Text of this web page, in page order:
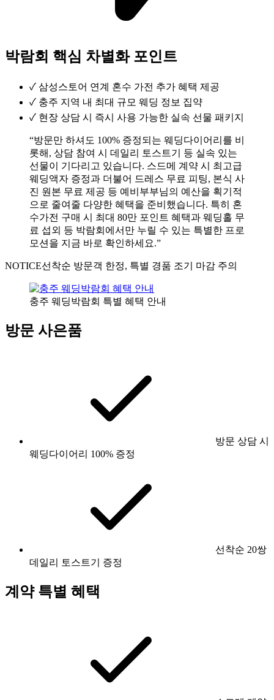
박람회 핵심 차별화 포인트
✓ 삼성스토어 연계 혼수 가전 추가 혜택 제공
✓ 충주 지역 내 최대 규모 웨딩 정보 집약
✓ 현장 상담 시 즉시 사용 가능한 실속 선물 패키지
“방문만 하셔도 100% 증정되는 웨딩다이어리를 비
롯해, 상담 참여 시 데일리 토스트기 등 실속 있는
선물이 기다리고 있습니다. 스드메 계약 시 최고급
웨딩액자 증정과 더불어 드레스 무료 피팅, 본식 사
진 원본 무료 제공 등 예비부부님의 예산을 획기적
으로 줄여줄 다양한 혜택을 준비했습니다. 특히 혼
수가전 구매 시 최대 80만 포인트 혜택과 웨딩홀 무
료 섭외 등 박람회에서만 누릴 수 있는 특별한 프로
모션을 지금 바로 확인하세요.”
NOTICE선착순 방문객 한정, 특별 경품 조기 마감 주의
충주 웨딩박람회 특별 혜택 안내
방문 사은품
방문 상담 시
웨딩다이어리 100% 증정
선착순 20쌍
데일리 토스트기 증정
계약 특별 혜택